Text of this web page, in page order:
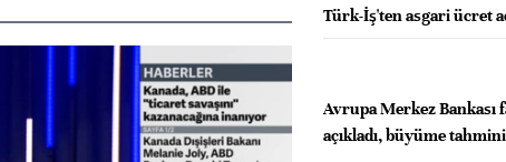
Türk-İş'ten asgari ücret
Avrupa Merkez Bankası
açıkladı, büyüme